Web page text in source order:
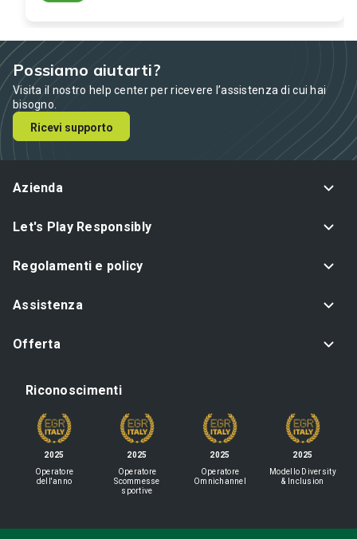
Possiamo aiutarti?
Visita il nostro help center per ricevere l’assistenza di cui hai
bisogno.
Ricevi supporto
Azienda
Let's Play Responsibly
Regolamenti e policy
Assistenza
Offerta
Riconoscimenti
2025
Operatore
dell'anno
2025
Operatore
Scommesse
sportive
2025
Operatore
Omnichannel
2025
Modello Diversity
& Inclusion